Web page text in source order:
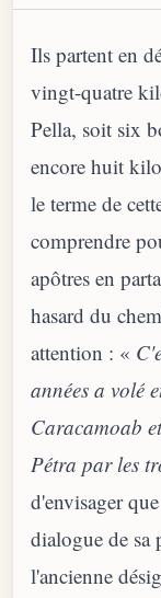
Ils partent en
vingt-quatre
Pella, soit six
encore huit
le terme de
comprendre
apôtres en
hasard du
attention : «
années a volé
Caracamoab
Pétra par les
d'envisager
dialogue de
l'ancienne